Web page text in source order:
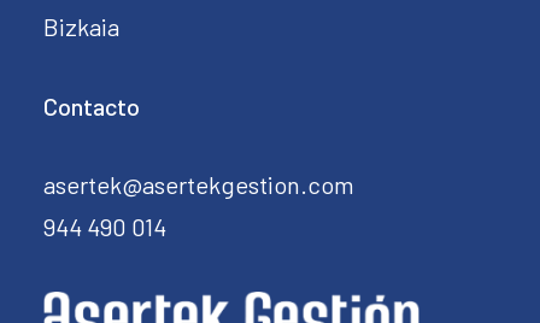
Bizkaia
Contacto
asertek@asertekgestion.com
944 490 014